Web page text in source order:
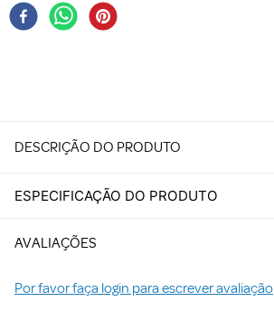
DESCRIÇÃO DO PRODUTO
ESPECIFICAÇÃO DO PRODUTO
AVALIAÇÕES
Por favor faça login para escrever avaliação